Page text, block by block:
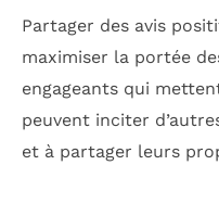
Partager des avis
maximiser la portée
engageants qui
peuvent inciter
et à partager leurs